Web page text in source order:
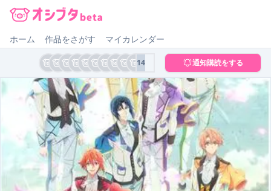
ホーム 作品をさがす マイカレンダー
14 通知購読をする